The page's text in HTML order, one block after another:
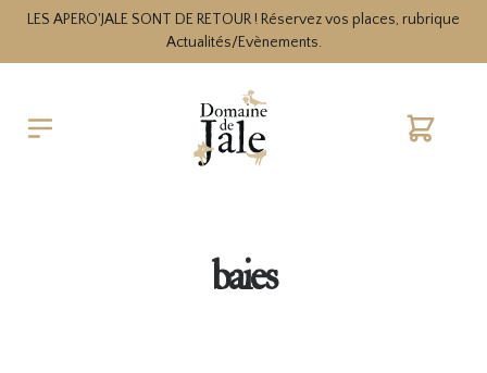
LES APERO'JALE SONT DE RETOUR ! Réservez vos places, rubrique
Actualités/Evènements.
Cart
baies